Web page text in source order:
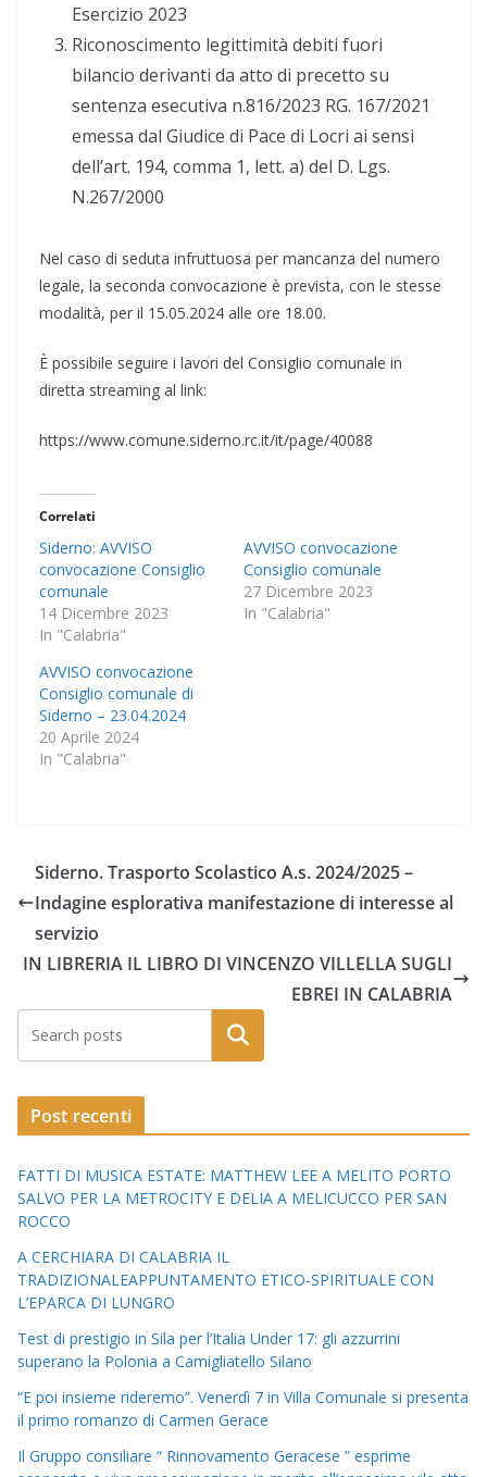
Esercizio 2023
Riconoscimento legittimità debiti fuori
bilancio derivanti da atto di precetto su
sentenza esecutiva n.816/2023 RG. 167/2021
emessa dal Giudice di Pace di Locri ai sensi
dell’art. 194, comma 1, lett. a) del D. Lgs.
N.267/2000
Nel caso di seduta infruttuosa per mancanza del numero
legale, la seconda convocazione è prevista, con le stesse
modalità, per il 15.05.2024 alle ore 18.00.
È possibile seguire i lavori del Consiglio comunale in
diretta streaming al link:
https://www.comune.siderno.rc.it/it/page/40088
Correlati
Siderno: AVVISO
convocazione Consiglio
comunale
14 Dicembre 2023
In "Calabria"
AVVISO convocazione
Consiglio comunale
27 Dicembre 2023
In "Calabria"
AVVISO convocazione
Consiglio comunale di
Siderno – 23.04.2024
20 Aprile 2024
In "Calabria"
Siderno. Trasporto Scolastico A.s. 2024/2025 –
Indagine esplorativa manifestazione di interesse al
servizio
IN LIBRERIA IL LIBRO DI VINCENZO VILLELLA SUGLI
EBREI IN CALABRIA
Post recenti
FATTI DI MUSICA ESTATE: MATTHEW LEE A MELITO PORTO
SALVO PER LA METROCITY E DELIA A MELICUCCO PER SAN
ROCCO
A CERCHIARA DI CALABRIA IL
TRADIZIONALEAPPUNTAMENTO ETICO-SPIRITUALE CON
L’EPARCA DI LUNGRO
Test di prestigio in Sila per l’Italia Under 17: gli azzurrini
superano la Polonia a Camigliatello Silano
“E poi insieme rideremo”. Venerdì 7 in Villa Comunale si presenta
il primo romanzo di Carmen Gerace
Il Gruppo consiliare “ Rinnovamento Geracese ” esprime